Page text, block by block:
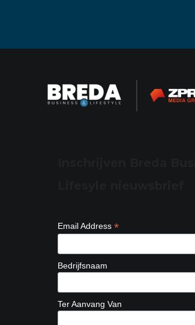
Email Address *
Bedrijfsnaam
Ter Aanvang Van